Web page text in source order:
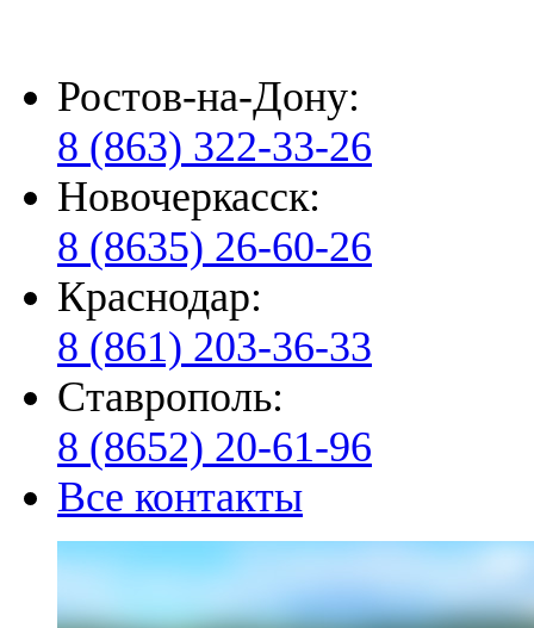
Ростов-на-Дону:
8 (863) 322-33-26
Новочеркасск:
8 (8635) 26-60-26
Краснодар:
8 (861) 203-36-33
Ставрополь:
8 (8652) 20-61-96
Все контакты